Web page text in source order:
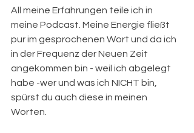
All meine Erfahrungen teile ich in
meine Podcast. Meine Energie fließt
pur im gesprochenen Wort und da ich
in der Frequenz der Neuen Zeit
angekommen bin - weil ich abgelegt
habe -wer und was ich NICHT bin,
spürst du auch diese in meinen
Worten.